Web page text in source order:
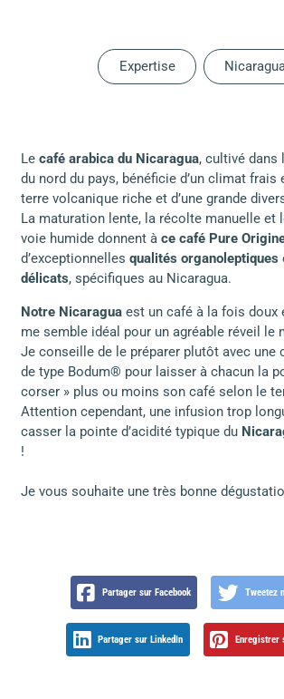
Expertise
Le café arabica du Nicaragua, cultivé dans
du nord du pays, bénéficie d’un climat frais
terre volcanique riche et d’une grande
La maturation lente, la récolte manuelle et
voie humide donnent à ce café Pure
d’exceptionnelles qualités organoleptiques
délicats, spécifiques au Nicaragua.
Notre Nicaraguaest un café à la fois doux
me semble idéal pour un agréable réveil le
Je conseille de le préparer plutôt avec une
de type Bodum® pour laisser à chacun la
corser » plus ou moins son café selon le
Attention cependant, une infusion trop
casser la pointe d’acidité typique du
!
Je vous souhaite une très bonne
Partager sur Facebook Tweetez
Partager sur LinkedIn Enregistrer